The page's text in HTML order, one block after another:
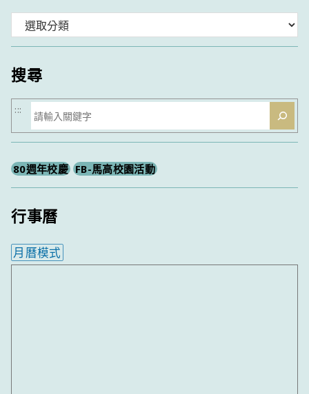
類
搜尋
搜
尋
:::
80週年校慶 FB-馬高校園活動
行事曆
月曆模式